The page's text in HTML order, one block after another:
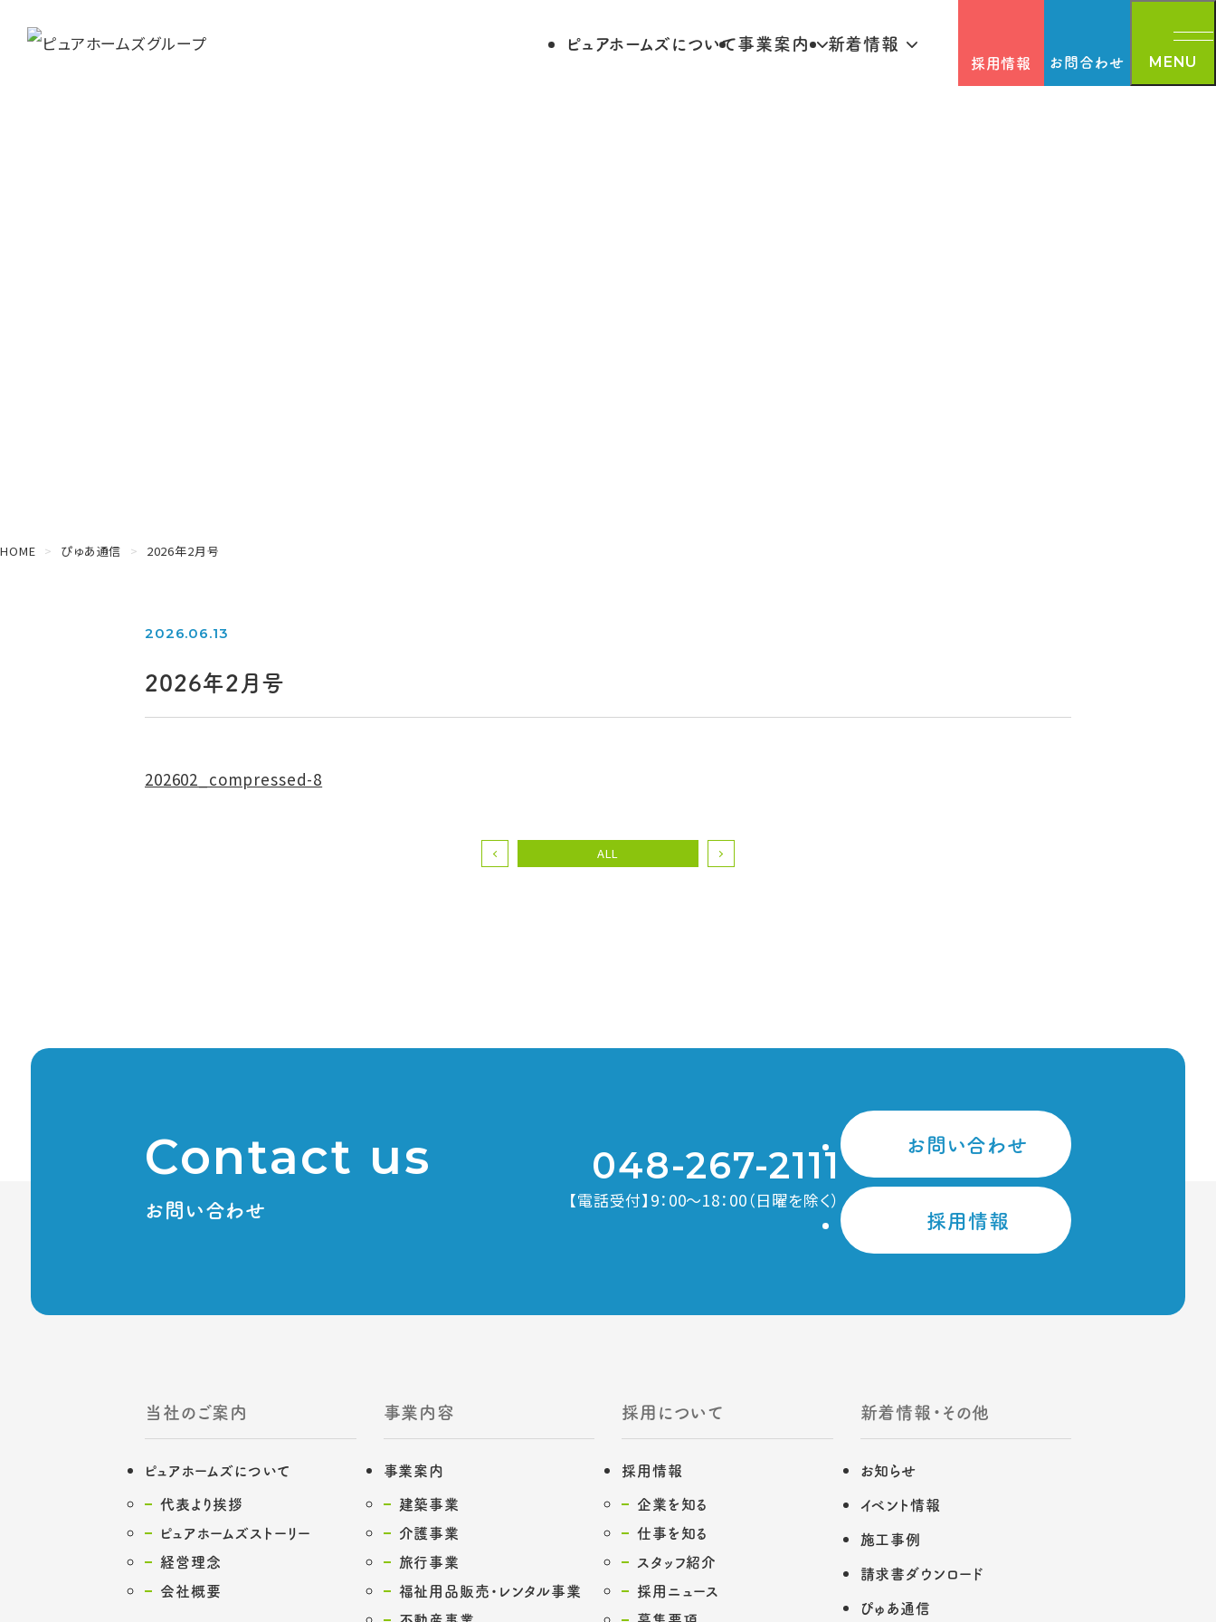
ピュアホームズについて事業案内 新着情報
採用情報 お問合わせ
HOME ぴゅあ通信 2026年2月号
2026.06.13
2026年2月号
202602_compressed-8
ALL
Contact us
お問い合わせ
048-267-2111
【電話受付】9：00～18：00（日曜を除く）
お問い合わせ
採用情報
当社のご案内
ピュアホームズについて
代表より挨拶
ピュアホームズストーリー
経営理念
会社概要
事業内容
事業案内
建築事業
介護事業
旅行事業
福祉用品販売・レンタル事業
採用について
採用情報
企業を知る
仕事を知る
スタッフ紹介
採用ニュース
新着情報・その他
お知らせ
イベント情報
施工事例
請求書ダウンロード
ぴゅあ通信